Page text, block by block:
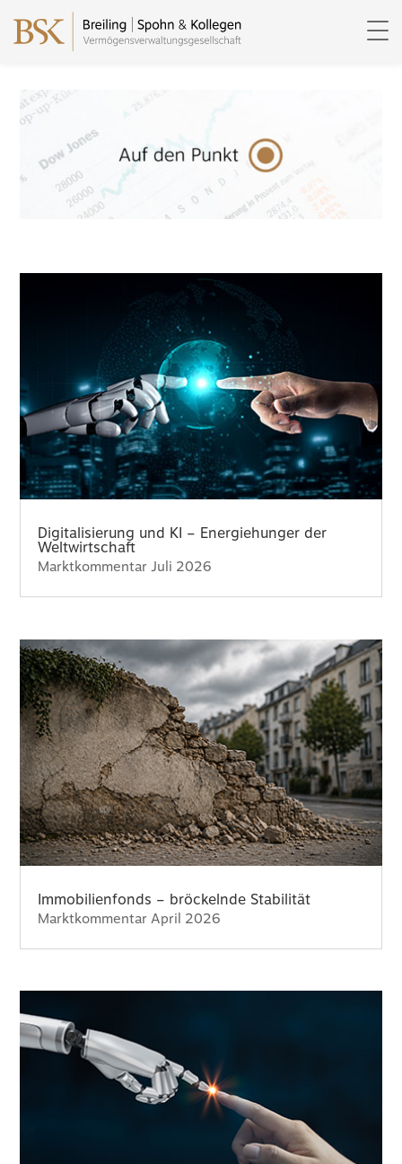
Digitalisierung und KI – Energiehunger der
Weltwirtschaft
Marktkommentar Juli 2026
Immobilienfonds – bröckelnde Stabilität
Marktkommentar April 2026